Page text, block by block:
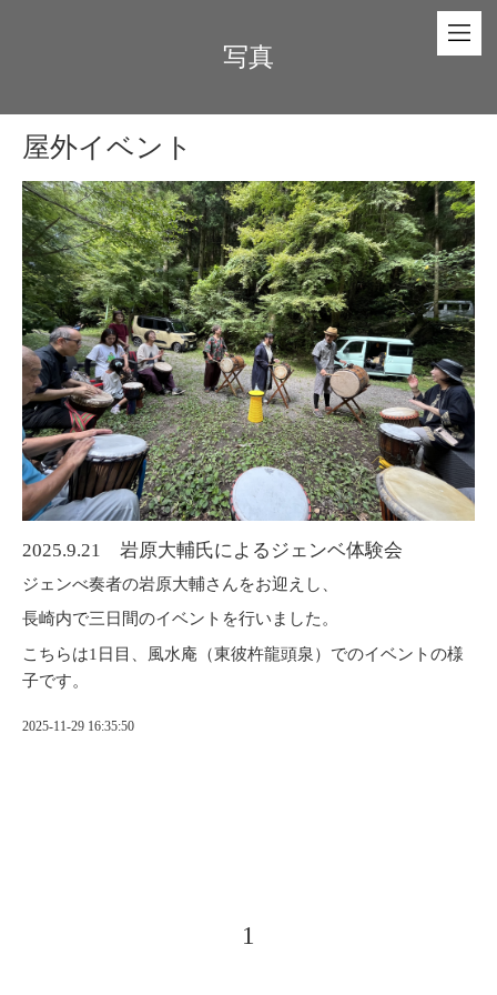
写真
屋外イベント
2025.9.21 岩原大輔氏によるジェンベ体験会
ジェンべ奏者の岩原大輔さんをお迎えし、
長崎内で三日間のイベントを行いました。
こちらは1日目、風水庵（東彼杵龍頭泉）でのイベントの様
子です。
2025-11-29 16:35:50
1